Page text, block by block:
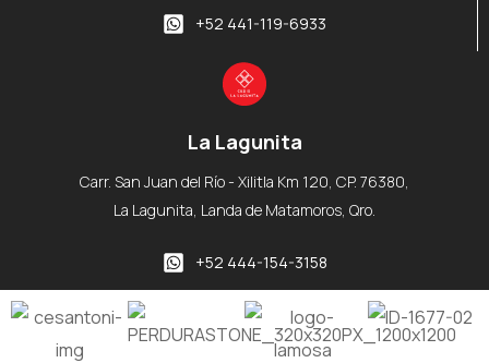
+52 441-119-6933
La Lagunita
Carr. San Juan del Río - Xilitla Km 120, CP. 76380,
La Lagunita, Landa de Matamoros, Qro.
+52 444-154-3158